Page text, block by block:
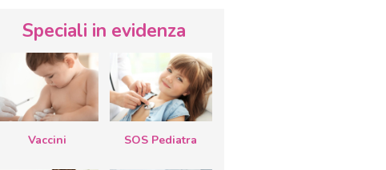
Speciali in evidenza
Vaccini SOS Pediatra